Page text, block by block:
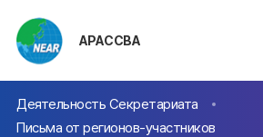
АРАССВА
Деятельность Секретариата
Письма от регионов-участников